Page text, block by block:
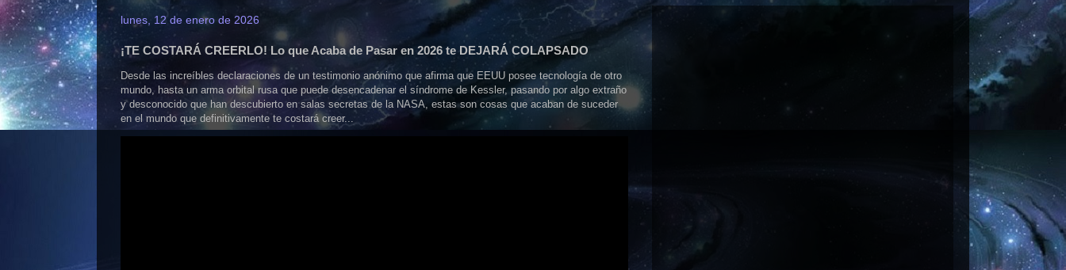
lunes, 12 de enero de 2026
¡TE COSTARÁ CREERLO! Lo que Acaba de Pasar en 2026 te DEJARÁ COLAPSADO
Desde las increíbles declaraciones de un testimonio anónimo que afirma que EEUU posee tecnología de otro
mundo, hasta un arma orbital rusa que puede desencadenar el síndrome de Kessler, pasando por algo extraño
y desconocido que han descubierto en salas secretas de la NASA, estas son cosas que acaban de suceder
en el mundo que definitivamente te costará creer...